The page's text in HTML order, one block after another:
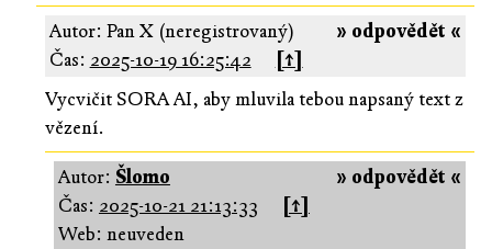
» odpovědět «
Autor: Pan X (neregistrovaný)
Čas: 2025-10-19 16:25:42
[↑]
Vycvičit SORA AI, aby mluvila tebou napsaný text z
vězení.
» odpovědět «
Autor: Šlomo
Čas: 2025-10-21 21:13:33
[↑]
Web: neuveden